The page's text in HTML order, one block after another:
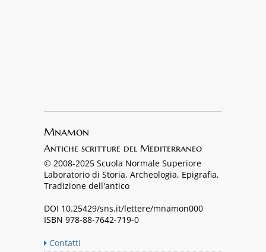
Mnamon
Antiche scritture del Mediterraneo
© 2008-2025 Scuola Normale Superiore
Laboratorio di Storia, Archeologia, Epigrafia,
Tradizione dell'antico
DOI 10.25429/sns.it/lettere/mnamon000
ISBN 978-88-7642-719-0
Contatti